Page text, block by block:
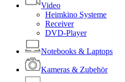
Video
Heimkino Systeme
Receiver
DVD-Player
Notebooks & Laptops
Kameras & Zubehör